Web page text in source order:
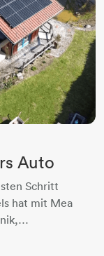
Auto
Schritt
hat mit Mea